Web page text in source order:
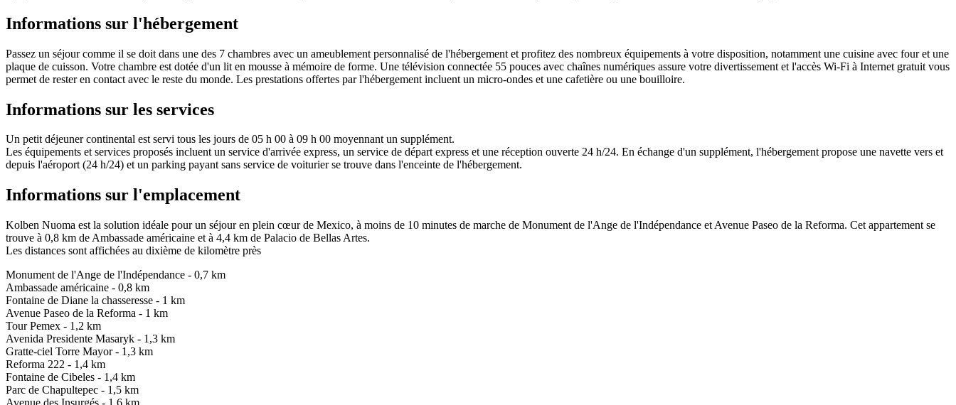
Informations sur l'hébergement
Passez un séjour comme il se doit dans une des 7 chambres avec un ameublement personnalisé de l'hébergement et profitez des nombreux équipements à votre disposition, notamment une cuisine avec four et une
plaque de cuisson. Votre chambre est dotée d'un lit en mousse à mémoire de forme. Une télévision connectée 55 pouces avec chaînes numériques assure votre divertissement et l'accès Wi-Fi à Internet gratuit vous
permet de rester en contact avec le reste du monde. Les prestations offertes par l'hébergement incluent un micro-ondes et une cafetière ou une bouilloire.
Informations sur les services
Un petit déjeuner continental est servi tous les jours de 05 h 00 à 09 h 00 moyennant un supplément.
Les équipements et services proposés incluent un service d'arrivée express, un service de départ express et une réception ouverte 24 h/24. En échange d'un supplément, l'hébergement propose une navette vers et
depuis l'aéroport (24 h/24) et un parking payant sans service de voiturier se trouve dans l'enceinte de l'hébergement.
Informations sur l'emplacement
Kolben Nuoma est la solution idéale pour un séjour en plein cœur de Mexico, à moins de 10 minutes de marche de Monument de l'Ange de l'Indépendance et Avenue Paseo de la Reforma. Cet appartement se
trouve à 0,8 km de Ambassade américaine et à 4,4 km de Palacio de Bellas Artes.
Les distances sont affichées au dixième de kilomètre près
Monument de l'Ange de l'Indépendance - 0,7 km
Ambassade américaine - 0,8 km
Fontaine de Diane la chasseresse - 1 km
Avenue Paseo de la Reforma - 1 km
Tour Pemex - 1,2 km
Avenida Presidente Masaryk - 1,3 km
Gratte-ciel Torre Mayor - 1,3 km
Reforma 222 - 1,4 km
Fontaine de Cibeles - 1,4 km
Parc de Chapultepec - 1,5 km